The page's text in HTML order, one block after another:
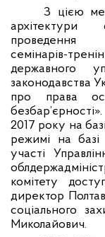
З цією
архітектури
проведення
семінарів-
державного
законодавства
про права
2017 року на
режимі на базі
участі
комітету
директор
соціального
Миколайович.